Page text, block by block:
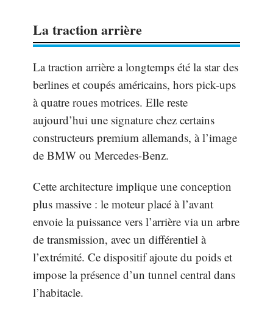
La traction arrière
La traction arrière a longtemps été la star des
berlines et coupés américains, hors pick-ups
à quatre roues motrices. Elle reste
aujourd’hui une signature chez certains
constructeurs premium allemands, à l’image
de BMW ou Mercedes-Benz.
Cette architecture implique une conception
plus massive : le moteur placé à l’avant
envoie la puissance vers l’arrière via un arbre
de transmission, avec un différentiel à
l’extrémité. Ce dispositif ajoute du poids et
impose la présence d’un tunnel central dans
l’habitacle.